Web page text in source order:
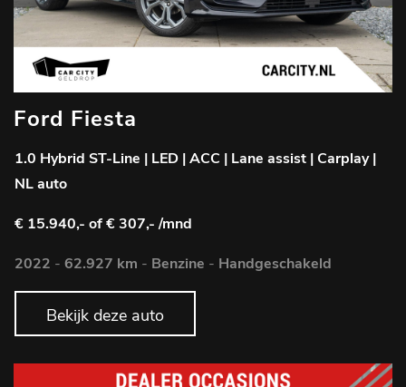
Ford Fiesta
1.0 Hybrid ST-Line | LED | ACC | Lane assist | Carplay |
NL auto
€ 15.940,- of € 307,- /mnd
2022 - 62.927 km - Benzine - Handgeschakeld
Bekijk deze auto